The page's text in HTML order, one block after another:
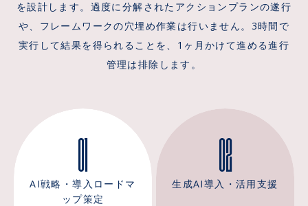
を設計します。過度に分解されたアクションプランの遂行
や、フレームワークの穴埋め作業は行いません。3時間で
実行して結果を得られることを、1ヶ月かけて進める進行
管理は排除します。
01
AI戦略・導入ロードマ
ップ策定
02
生成AI導入・活用支援